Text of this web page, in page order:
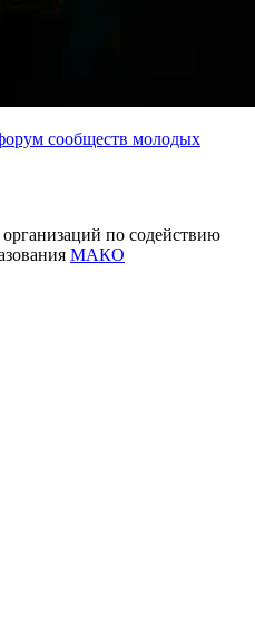
сообществ молодых
по содействию
МАКО